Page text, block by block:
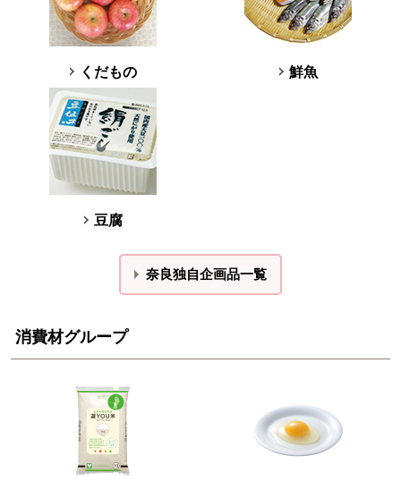
くだもの 鮮魚
豆腐
奈良独自企画品一覧
消費材グループ